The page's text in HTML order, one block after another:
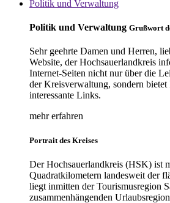
Politik und Verwaltung
Politik und Verwaltung Grußwort
Sehr geehrte Damen und Herren,
Website, der Hochsauerlandkreis
Internet-Seiten nicht nur über die
der Kreisverwaltung, sondern
interessante Links.
mehr erfahren
Portrait des Kreises
Der Hochsauerlandkreis (HSK) ist
Quadratkilometern landesweit der
liegt inmitten der Tourismusregion
zusammenhängenden